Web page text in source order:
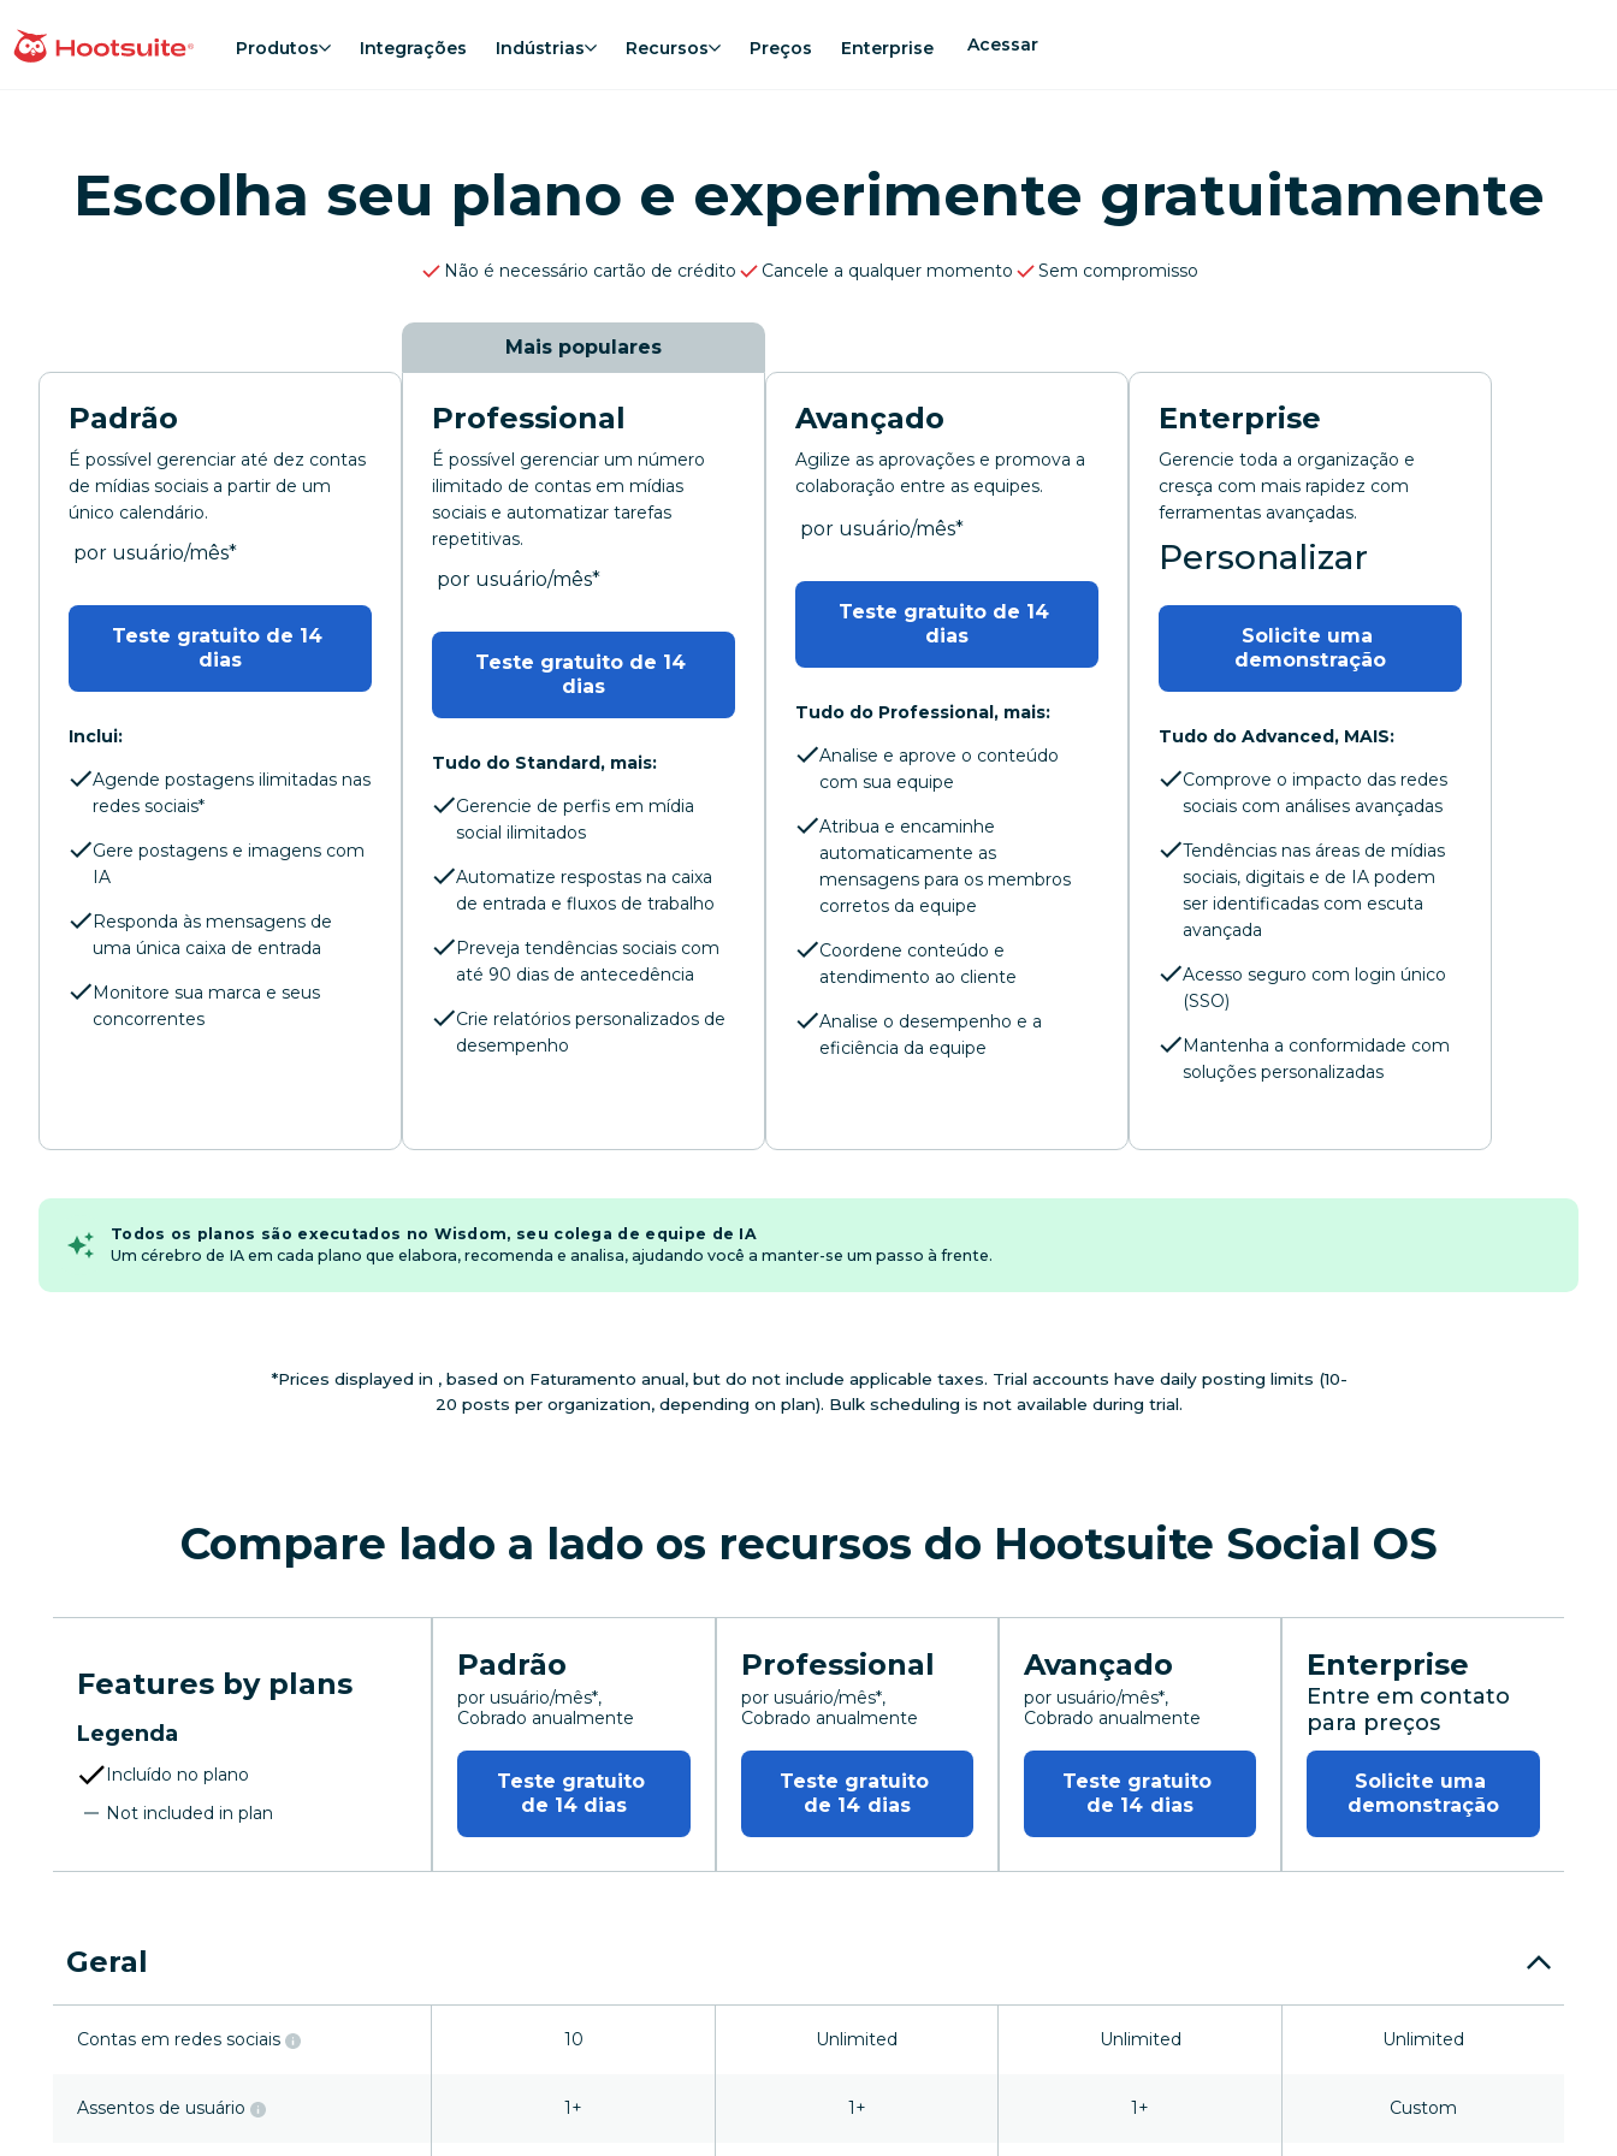
para
Página inicial Produtos Integrações Indústrias Recursos Preços Enterprise Acessar
Escolha seu plano e experimente gratuitamente
Não é necessário cartão de crédito Cancele a qualquer momento Sem compromisso
Padrão
É possível gerenciar até dez contas
de mídias sociais a partir de um
único calendário.
por mês
por usuário/mês*
Teste gratuito de 14
dias
Inclui:
Agende postagens ilimitadas nas
redes sociais*
Gere postagens e imagens com
IA
Responda às mensagens de
uma única caixa de entrada
Monitore sua marca e seus
concorrentes
Mais populares
Professional
É possível gerenciar um número
ilimitado de contas em mídias
sociais e automatizar tarefas
repetitivas.
por mês
por usuário/mês*
Teste gratuito de 14
dias
Tudo do Standard, mais:
Gerencie de perfis em mídia
social ilimitados
Automatize respostas na caixa
de entrada e fluxos de trabalho
Preveja tendências sociais com
até 90 dias de antecedência
Crie relatórios personalizados de
desempenho
Avançado
Agilize as aprovações e promova a
colaboração entre as equipes.
por mês
por usuário/mês*
Teste gratuito de 14
dias
Tudo do Professional, mais:
Analise e aprove o conteúdo
com sua equipe
Atribua e encaminhe
automaticamente as
mensagens para os membros
corretos da equipe
Coordene conteúdo e
atendimento ao cliente
Analise o desempenho e a
eficiência da equipe
Enterprise
Gerencie toda a organização e
cresça com mais rapidez com
ferramentas avançadas.
Personalizar
Solicite uma
demonstração
Tudo do Advanced, MAIS:
Comprove o impacto das redes
sociais com análises avançadas
Tendências nas áreas de mídias
sociais, digitais e de IA podem
ser identificadas com escuta
avançada
Acesso seguro com login único
(SSO)
Mantenha a conformidade com
soluções personalizadas
Todos os planos são executados no Wisdom, seu colega de equipe de IA
Um cérebro de IA em cada plano que elabora, recomenda e analisa, ajudando você a manter-se um passo à frente.
*Prices displayed in , based on Faturamento anual, but do not include applicable taxes. Trial accounts have daily posting limits (10-
20 posts per organization, depending on plan). Bulk scheduling is not available during trial.
Compare lado a lado os recursos do Hootsuite Social OS
Features by plans
Legenda
Incluído no plano
Not included in plan
Padrão
por usuário/mês*,
Cobrado anualmente
Teste gratuito
de 14 dias
Professional
por usuário/mês*,
Cobrado anualmente
Teste gratuito
de 14 dias
Avançado
por usuário/mês, Cobrado anualmente
por usuário/mês*,
Cobrado anualmente
Teste gratuito
de 14 dias
Enterprise
Entre em contato
para preços
Solicite uma
demonstração
Geral
Contas em redes sociais 10 Unlimited Unlimited Unlimited
Assentos de usuário 1+ 1+ 1+ Custom